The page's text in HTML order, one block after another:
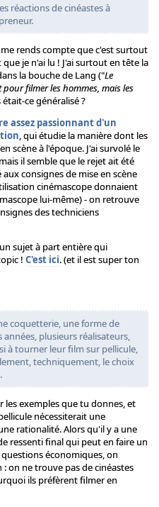
réactions de cinéastes à
rends compte que c'est surtout
je n'ai lu ! J'ai surtout en tête la
la bouche de Lang ("Le
filmer les hommes, mais les
était-ce généralisé ?
assez passionnant d'un
, qui étudie la manière dont les
scène à l'époque. J'ai survolé le
il semble que le rejet ait été
consignes de mise en scène
cinémascope donnaient
lui-même) - on retrouve
des techniciens
sujet à part entière qui
! C'est ici. (et il est super ton
coquetterie, une forme de
années, plusieurs réalisateurs,
à tourner leur film sur pellicule,
techniquement, le choix
les exemples que tu donnes, et
nécessiterait une
rationalité. Alors qu'il y a une
ressenti final qui peut en faire un
économiques, on
on ne trouve pas de cinéastes
ils préfèrent filmer en